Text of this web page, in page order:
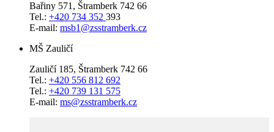
Bařiny 571, Štramberk 742 66
Tel.: +420 734 352 393
E-mail: msb1@zsstramberk.cz
MŠ Zauličí
Zauličí 185, Štramberk 742 66
Tel.: +420 556 812 692
Tel.: +420 739 131 575
E-mail: ms@zsstramberk.cz